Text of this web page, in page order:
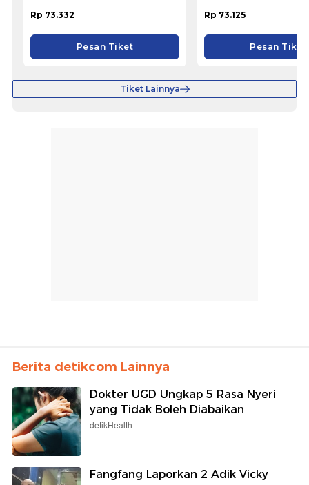
Rp 73.332
Pesan Tiket
Rp 73.125
Pesan Tiket
Tiket Lainnya
Berita detikcom Lainnya
Dokter UGD Ungkap 5 Rasa Nyeri
yang Tidak Boleh Diabaikan
detikHealth
Fangfang Laporkan 2 Adik Vicky